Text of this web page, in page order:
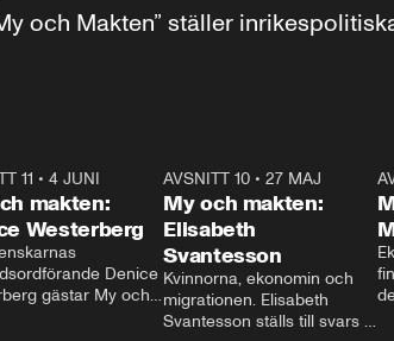
och Makten” ställer
23:40
11 •4 JUNI
makten:
Westerberg
Denice
gästar My och
AVSNITT 10 •27 MAJ
My och makten:
Elisabeth
Svantesson
Kvinnorna, ekonomin och
migrationen. Elisabeth
Svantesson ställs till svars